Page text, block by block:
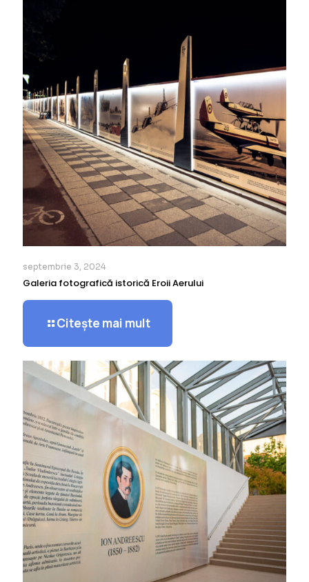
septembrie 3, 2024
Galeria fotografică istorică Eroii Aerului
Citește mai mult